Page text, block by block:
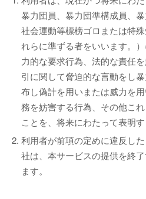
暴力団員、暴力団準構成員、暴
社会運動等標榜ゴロまたは特
れらに準ずる者をいいます。
力的な要求行為、法的な責任
引に関して脅迫的な言動をし
布し偽計を用いまたは威力を
務を妨害する行為、その他こ
ことを、将来にわたって表明す
利用者が前項の定めに違反し
社は、本サービスの提供を終
ます。